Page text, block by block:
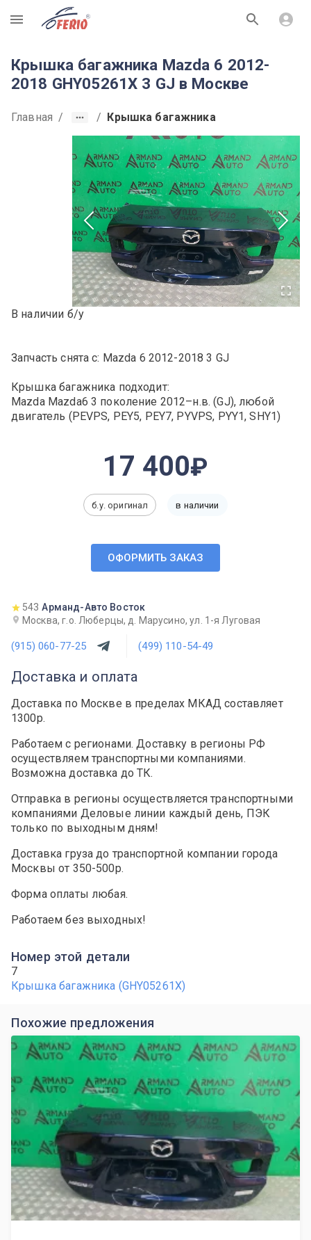
R
Крышка багажника Mazda 6 2012-
2018 GHY05261X 3 GJ в Москве
Главная / / Крышка багажника
В наличии б/у
Запчасть снята с: Mazda 6 2012-2018 3 GJ
Крышка багажника подходит:
Mazda Mazda6 3 поколение 2012–н.в. (GJ), любой
двигатель (PEVPS, PEY5, PEY7, PYVPS, PYY1, SHY1)
17 400
б.у. оригинал в наличии
ОФОРМИТЬ ЗАКАЗ
543 Арманд-Авто Восток
Москва, г.о. Люберцы, д. Марусино, ул. 1-я Луговая
(915) 060-77-25 (499) 110-54-49
Доставка и оплата
Доставка по Москве в пределах МКАД составляет
1300р.
Работаем с регионами. Доставку в регионы РФ
осуществляем транспортными компаниями.
Возможна доставка до ТК.
Отправка в регионы осуществляется транспортными
компаниями Деловые линии каждый день, ПЭК
только по выходным дням!
Доставка груза до транспортной компании города
Москвы от 350-500р.
Форма оплаты любая.
Работаем без выходных!
Номер этой детали
7
Крышка багажника (GHY05261X)
Похожие предложения